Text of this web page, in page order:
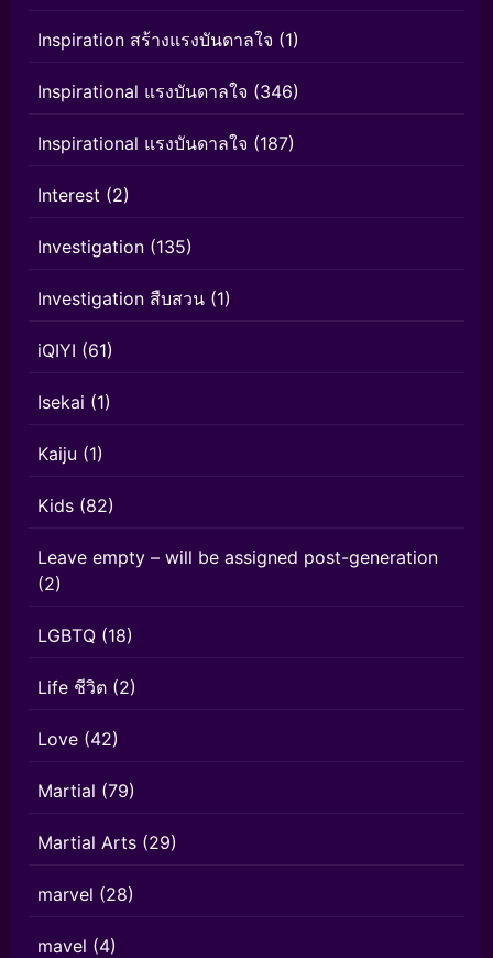
Inspiration สร้างแรงบันดาลใจ (1)
Inspirational แรงบันดาลใจ (346)
Inspirational แรงบันดาลใจ (187)
Interest (2)
Investigation (135)
Investigation สืบสวน (1)
iQIYI (61)
Isekai (1)
Kaiju (1)
Kids (82)
Leave empty – will be assigned post-generation
(2)
LGBTQ (18)
Life ชีวิต (2)
Love (42)
Martial (79)
Martial Arts (29)
marvel (28)
mavel (4)